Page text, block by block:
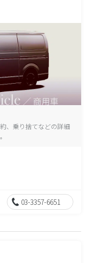
、乗り捨てなどの詳細
03-3357-6651